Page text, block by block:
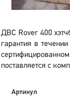
ДВС Rover 400
гарантия в
поставляется с
Артикул